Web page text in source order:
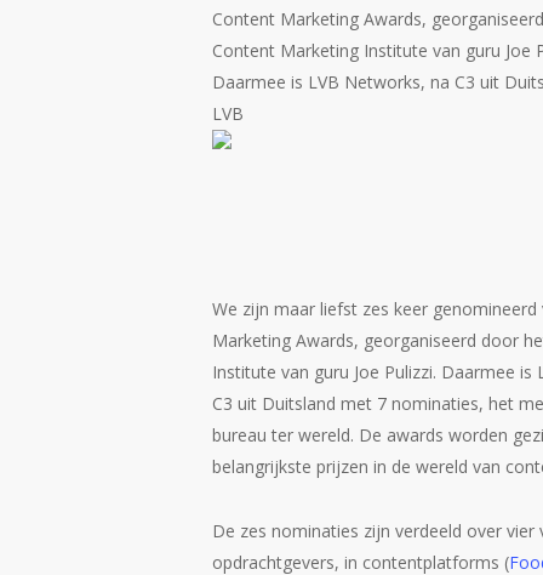
Content Marketing Awards,
Content Marketing Institute van guru Joe
Daarmee is LVB Networks, na C3 uit
LVB
We zijn maar liefst zes keer
Marketing Awards, georganiseerd door
Institute van guru Joe Pulizzi. Daarmee is
C3 uit Duitsland met 7 nominaties, het
bureau ter wereld. De awards worden
belangrijkste prijzen in de wereld van
De zes nominaties zijn verdeeld over vier
opdrachtgevers, in contentplatforms (